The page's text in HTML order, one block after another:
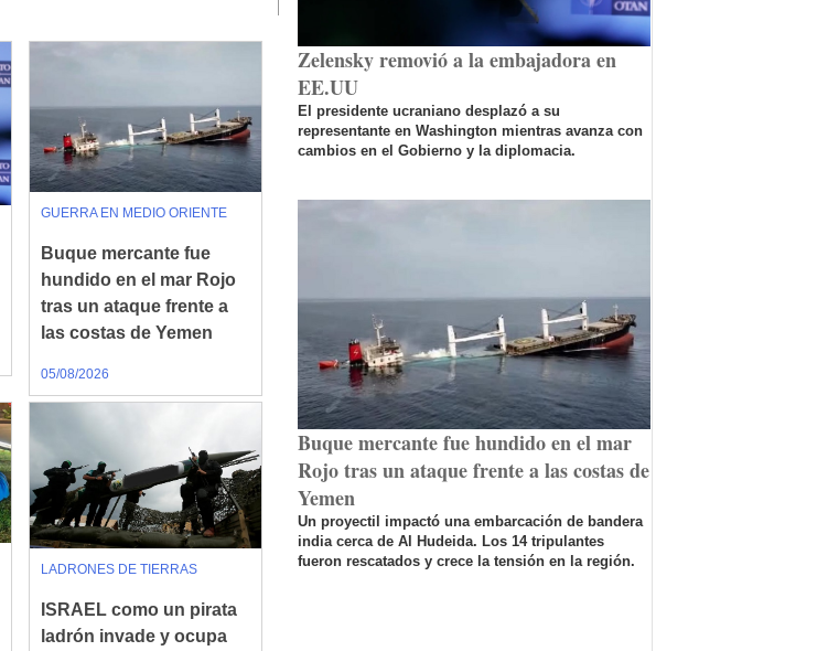
GUERRA EN MEDIO ORIENTE
Buque mercante fue
hundido en el mar Rojo
tras un ataque frente a
las costas de Yemen
05/08/2026
LADRONES DE TIERRAS
ISRAEL como un pirata
ladrón invade y ocupa
Zelensky removió a la embajadora en
EE.UU
El presidente ucraniano desplazó a su
representante en Washington mientras avanza con
cambios en el Gobierno y la diplomacia.
Buque mercante fue hundido en el mar
Rojo tras un ataque frente a las costas de
Yemen
Un proyectil impactó una embarcación de bandera
india cerca de Al Hudeida. Los 14 tripulantes
fueron rescatados y crece la tensión en la región.